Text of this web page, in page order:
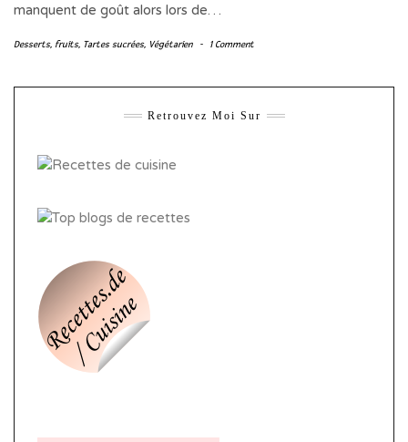
manquent de goût alors lors de…
Desserts, fruits, Tartes sucrées, Végétarien - 1 Comment
Retrouvez Moi Sur